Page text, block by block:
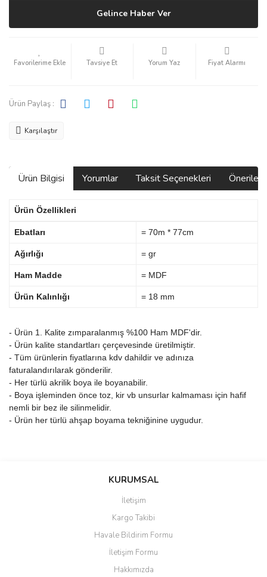
Gelince Haber Ver
Tavsiye Et Yorum Yaz Fiyat Alarmı
Ürün Paylaş :
Karşılaştır
Ürün Bilgisi Yorumlar Taksit Seçenekleri
Ürün Özellikleri
Ebatları = 70m * 77cm
Ağırlığı = gr
Ham Madde = MDF
Ürün Kalınlığı = 18 mm
- Ürün 1. Kalite zımparalanmış %100 Ham MDF'dir.
- Ürün kalite standartları çerçevesinde üretilmiştir.
- Tüm ürünlerin fiyatlarına kdv dahildir ve adınıza
faturalandırılarak gönderilir.
- Her türlü akrilik boya ile boyanabilir.
- Boya işleminden önce toz, kir vb unsurlar kalmaması için hafif
nemli bir bez ile silinmelidir.
- Ürün her türlü ahşap boyama tekniğinine uygudur.
Bu ürüne ilk yorumu siz yapın!
Ürün resmi kalitesiz, bozuk veya görüntülenemiyor.
Ürün açıklamasında eksik bilgiler bulunuyor.
Ürün bilgilerinde hatalar bulunuyor.
Ürün fiyatı diğer sitelerden daha pahalı.
KURUMSAL
İletişim
Kargo Takibi
Havale Bildirim Formu
İletişim Formu
Hakkımızda